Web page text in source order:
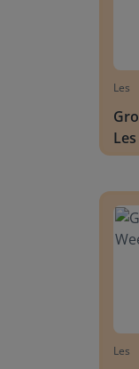
Les
Les